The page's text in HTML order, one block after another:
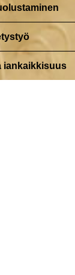
iankaikkisuus